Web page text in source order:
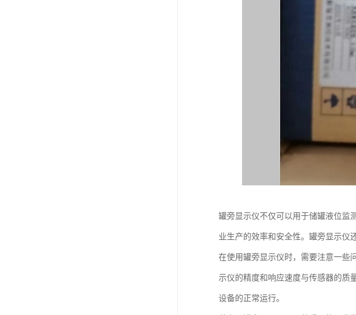
罐旁显示仪不仅可以用于储罐液位监
业生产的效率和安全性。罐旁显示仪
在使用罐旁显示仪时，需要注意一些
示仪的精度和响应速度与传感器的质
设备的正常运行。